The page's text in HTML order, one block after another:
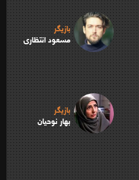
بازیگر
مسعود انتظاری
بازیگر
بهار نوحیان